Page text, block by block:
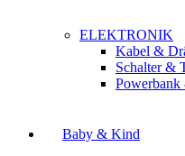
ELEKTRONIK
Kabel &
Schalter &
Baby & Kind